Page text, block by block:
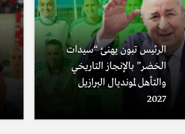
الرئيس تبون يهنئ “سيدات
الخضر” بالإنجاز التاريخي
والتأهل لمونديال البرازيل
2027